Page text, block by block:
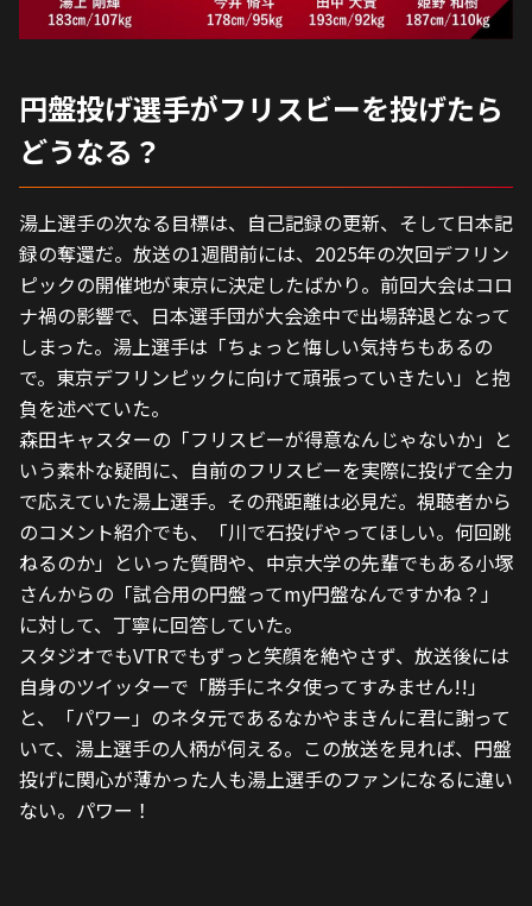
円盤投げ選手がフリスビーを投げたら
どうなる？
湯上選手の次なる目標は、自己記録の更新、そして日本記
録の奪還だ。放送の1週間前には、2025年の次回デフリン
ピックの開催地が東京に決定したばかり。前回大会はコロ
ナ禍の影響で、日本選手団が大会途中で出場辞退となって
しまった。湯上選手は「ちょっと悔しい気持ちもあるの
で。東京デフリンピックに向けて頑張っていきたい」と抱
負を述べていた。
森田キャスターの「フリスビーが得意なんじゃないか」と
いう素朴な疑問に、自前のフリスビーを実際に投げて全力
で応えていた湯上選手。その飛距離は必見だ。視聴者から
のコメント紹介でも、「川で石投げやってほしい。何回跳
ねるのか」といった質問や、中京大学の先輩でもある小塚
さんからの「試合用の円盤ってmy円盤なんですかね？」
に対して、丁寧に回答していた。
スタジオでもVTRでもずっと笑顔を絶やさず、放送後には
自身のツイッターで「勝手にネタ使ってすみません!!」
と、「パワー」のネタ元であるなかやまきんに君に謝って
いて、湯上選手の人柄が伺える。この放送を見れば、円盤
投げに関心が薄かった人も湯上選手のファンになるに違い
ない。パワー！